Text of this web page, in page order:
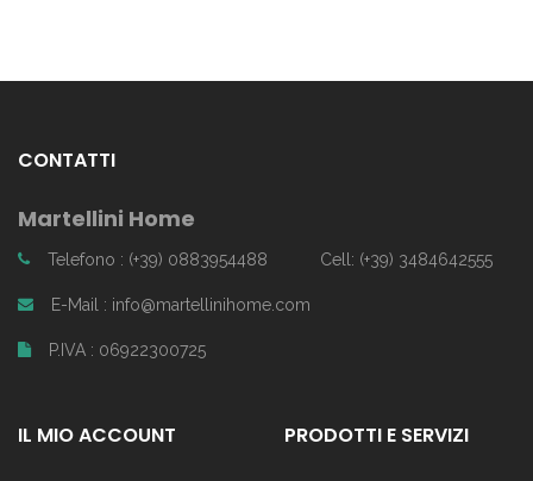
CONTATTI
Martellini Home
Telefono : (+39) 0883954488 Cell: (+39) 3484642555
E-Mail : info@martellinihome.com
P.IVA : 06922300725
IL MIO ACCOUNT PRODOTTI E SERVIZI